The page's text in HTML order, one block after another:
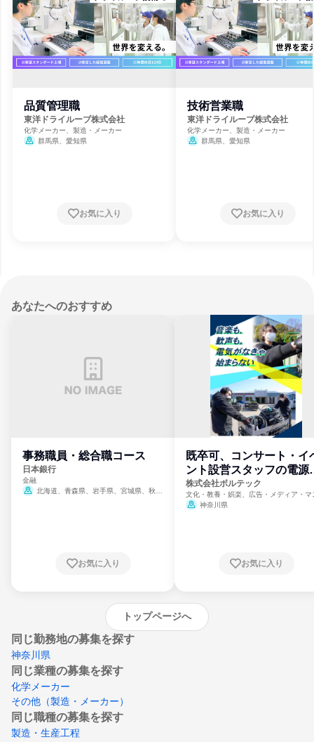
品質管理職
東洋ドライルーブ株式会社
化学メーカー、製造・メーカー
群馬県、愛知県
お気に入り
技術営業職
東洋ドライルーブ株式会社
化学メーカー、製造・メーカー
群馬県、愛知県
お気に入り
あなたへのおすすめ
事務職員・総合職コース
日本銀行
金融
北海道、青森県、岩手県、宮城県、秋田
崎県、熊本県、大分県、宮崎県、鹿児島県、
お気に入り
既卒可、コンサート・イ
ント設営スタッフの電源
門
株式会社ボルテック
文化・教養・娯楽、広告・メディア・マ
ミ、電力・ガス・水道・エネルギー
神奈川県
お気に入り
トップページへ
同じ勤務地の募集を探す
神奈川県
同じ業種の募集を探す
化学メーカー
その他（製造・メーカー）
同じ職種の募集を探す
製造・生産工程